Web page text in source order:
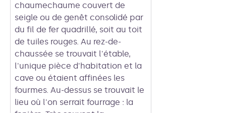
chaumechaume couvert de
seigle ou de genêt consolidé par
du fil de fer quadrillé, soit au toit
de tuiles rouges. Au rez-de-
chaussée se trouvait l'étable,
l'unique pièce d'habitation et la
cave ou étaient affinées les
fourmes. Au-dessus se trouvait le
lieu où l'on serrait fourrage : la